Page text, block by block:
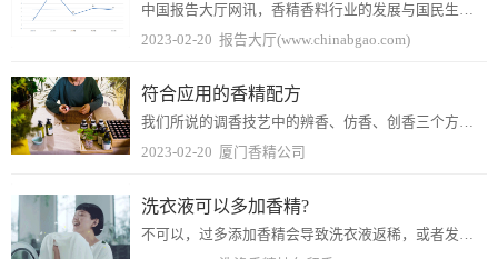
中国报告大厅网讯，香精香料行业的发展与国民生活水平和消费水平紧密相关，香精香料的发展与国家有关利好政策分不开。目前我国高端香精香料市场发展潜力大，产品也逐渐往高...
2023-02-20 报告大厅(www.chinabgao.com)
符合应用的香精配方
我们所说的调香技艺中的辨香、仿香、创香三个方面。仿香和创香是香精处方的工作范畴。香精处方的工作有一定的要求和方法，是调香技艺的具体表现，日用化学品香精的调香技艺...
2023-02-20 厦门香精公司
洗衣液可以多加香精?
不可以，过多添加香精会导致洗衣液返稀，或者发白，添加香精量是有一个饱和度的，想要做香味比较持久、浓郁的洗衣液，不是多加香精就可以的，加再多的香精，也不能提高留香...